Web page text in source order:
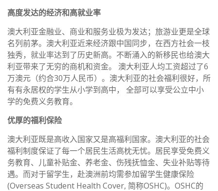
高度发达的经济和高就业率
澳大利亚金融业、商业和服务业极为发达；旅游业更是全球
名列前茅。澳大利亚近来经济跟中国同步，在西方社会一枝
独秀，就业率达到了历史新高。不断涌入的新移民也给澳大
利亚带来了无穷的商机和资金。 澳大利亚人均工资超过了6
万澳元（约合30万人民币）。澳大利亚的社会福利很好，所
有有永居权的学生从小学到高中， 全部可以享受公立中小
学的免费义务教育。
优厚的福利保险
澳大利亚既是高收入国家又是高福利国家。澳大利亚的社会
福利制度保证了每一个居民生活高枕无忧。居民享受免费义
务教育、儿童补贴金、养老金、伤残抚恤金、失业补贴等待
遇。而对于留学生，赴澳洲前均需参加留学生健康保险
(Overseas Student Health Cover, 简称OSHC)。OSHC的